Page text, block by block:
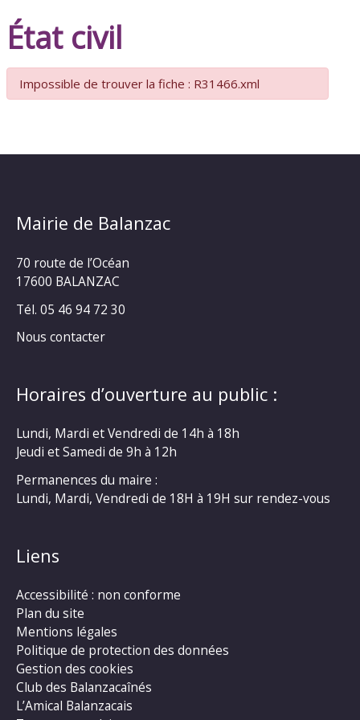
État civil
Impossible de trouver la fiche : R31466.xml
Mairie de Balanzac
70 route de l’Océan
17600 BALANZAC
Tél. 05 46 94 72 30
Nous contacter
Horaires d’ouverture au public :
Lundi, Mardi et Vendredi de 14h à 18h
Jeudi et Samedi de 9h à 12h
Permanences du maire :
Lundi, Mardi, Vendredi de 18H à 19H sur rendez-vous
Liens
Accessibilité : non conforme
Plan du site
Mentions légales
Politique de protection des données
Gestion des cookies
Club des Balanzacaînés
L’Amical Balanzacais